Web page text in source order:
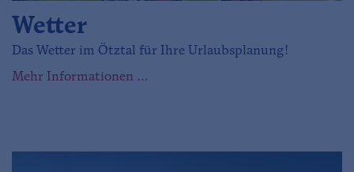
Wetter
Das Wetter im Ötztal für Ihre Urlaubsplanung!
Mehr Informationen …